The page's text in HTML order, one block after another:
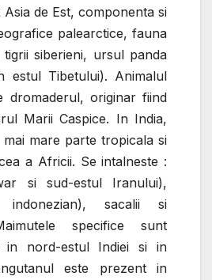
componenta si
palearctice, fauna
siberieni, ursul panda
estul Tibetului). Animalul
dromaderul, originar fiind
Marii Caspice. In India,
mare parte tropicala si
a Africii. Se intalneste :
si sud-estul Iranului),
indonezian), sacalii si
specifice sunt
in nord-estul Indiei si in
este prezent in